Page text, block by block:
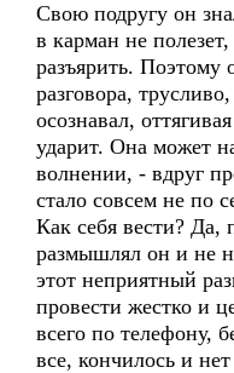
Свою подругу он
в карман не
разъярить. Поэтому
разговора,
осознавал,
ударит. Она может
волнении, - вдруг
стало совсем не по
Как себя вести? Да,
размышлял он и не
этот неприятный
провести жестко и
всего по телефону,
все, кончилось и